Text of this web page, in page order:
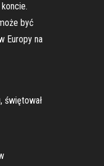
być
Europy na
świętował